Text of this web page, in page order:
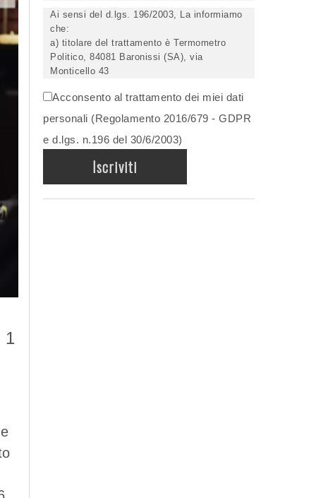
1
Ai sensi del d.lgs. 196/2003, La informiamo
che:
a) titolare del trattamento è Termometro
Politico, 84081 Baronissi (SA), via
Monticello 43
elettronicamente) soltanto dagli incaricati
autorizzati, esclusivamente per dare corso
all'invio della newsletter e per l'invio (anche
via email) di informazioni relative alle
c) la comunicazione dei dati è facoltativa,
ma in mancanza non potremo evadere la
Sua richiesta;
Acconsento al trattamento dei miei dati
personali (Regolamento 2016/679 - GDPR
e d.lgs. n.196 del 30/6/2003)